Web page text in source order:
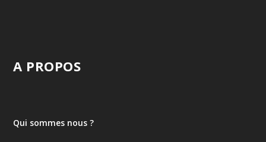
A PROPOS
Qui sommes nous ?